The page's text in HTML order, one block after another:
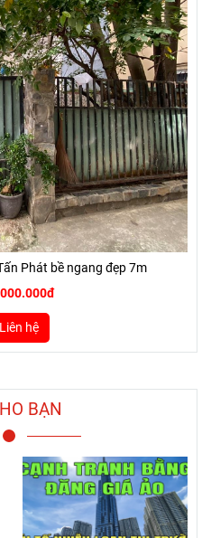
Phát bề ngang đẹp 7m
Liên hệ
BẠN